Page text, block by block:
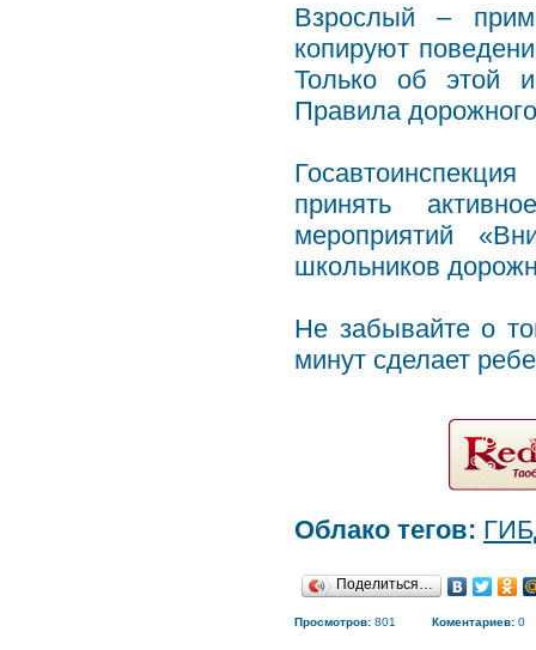
Взрослый –
копируют
Только об этой
Правила
принять
мероприятий
школьников
Не забывайте о
минут сделает
Облако тегов:
Поделиться…
Просмотров: 801 Коментариев: 0